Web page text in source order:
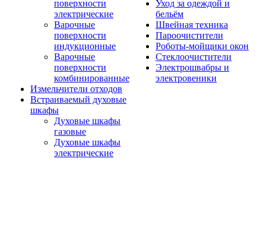
поверхности
электрические
Варочные
поверхности
индукционные
Варочные
поверхности
комбинированные
Измельчители отходов
Встраиваемый духовые
шкафы
Духовые шкафы
газовые
Духовые шкафы
электрические
Уход за одеждой и
бельём
Швейная техника
Пароочистители
Роботы-мойщики окон
Стеклоочистители
Электрошвабры и
электровеники